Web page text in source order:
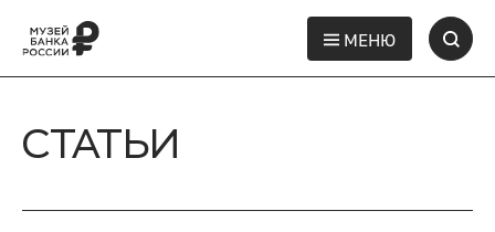
МЕНЮ
СТАТЬИ